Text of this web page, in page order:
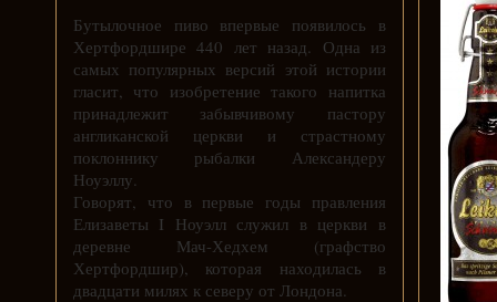
Бутылочное пиво впервые появилось в
Хертфордшире 440 лет назад. Одна из
самых популярных версий этой истории
гласит, что изобретение такого напитка
принадлежит забывчивому пастору
англиканской церкви и страстному
поклоннику рыбалки Александеру
Ноуэллу.
Говорят, что в первые годы правления
Елизаветы I Ноуэлл служил в церкви в
деревне Мач-Хедхем (графство
Хертфордшир), которая находилась в
двадцати милях к северу от Лондона.